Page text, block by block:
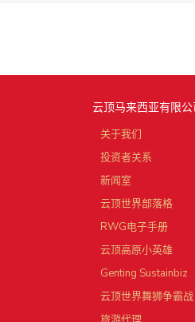
云顶马来西亚有限公
关于我们
投资者关系
新闻室
云顶世界部落格
RWG电子手册
云顶高原小英雄
Genting Sustainbiz
云顶世界舞狮争霸战